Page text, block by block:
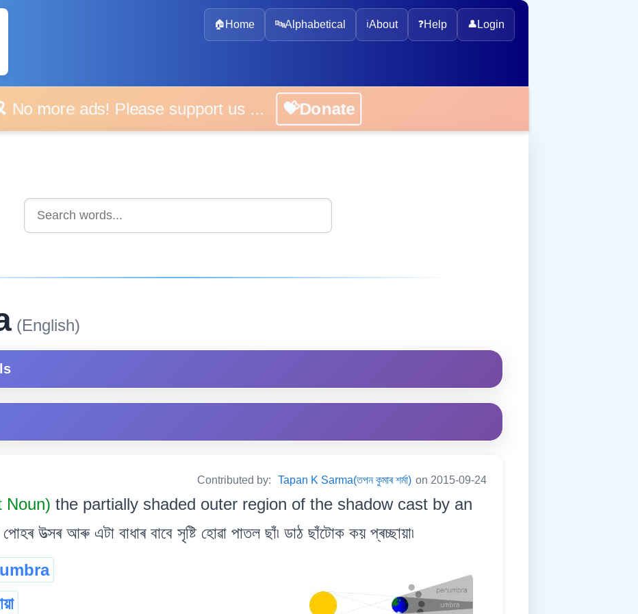
🏠 Home 🔤Alphabetical ℹ️About ❓Help 👤 Login
more ads! Please support us ... 💝Donate
(English)
Contributed by: Tapan K Sarma(তপন কুমাৰ শৰ্মা) on 2015-09-24
Noun) the partially shaded outer region of the shadow cast by an
উত্সৰ আৰু এটা বাধাৰ বাবে সৃষ্টি হোৱা পাতল ছাঁ৷ ডাঠ ছাঁটোক কয় প্ৰচ্ছায়া৷